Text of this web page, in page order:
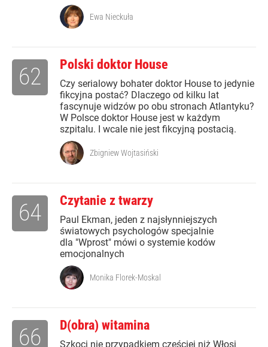
Ewa Nieckuła
Polski doktor House
Czy serialowy bohater doktor House to jedynie
fikcyjna postać? Dlaczego od kilku lat
fascynuje widzów po obu stronach Atlantyku?
W Polsce doktor House jest w każdym
szpitalu. I wcale nie jest fikcyjną postacią.
62
Zbigniew Wojtasiński
Czytanie z twarzy
Paul Ekman, jeden z najsłynniejszych
światowych psychologów specjalnie
dla "Wprost" mówi o systemie kodów
emocjonalnych
64
Monika Florek-Moskal
D(obra) witamina
Szkoci nie przypadkiem częściej niż Włosi
66